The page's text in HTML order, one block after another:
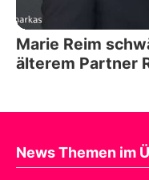
Marie Reim
älterem Partner
News Themen im